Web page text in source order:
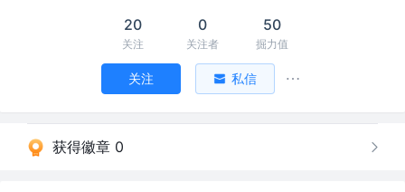
20
关注
0
关注者
50
掘力值
关注 私信
获得徽章 0